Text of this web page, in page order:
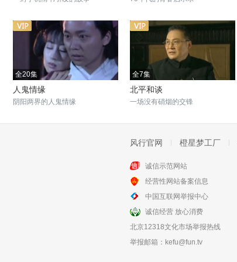
全20集
人鬼情缘
阴阳两界的人鬼情缘
全7集
北平和谈
一场没有硝烟的交锋
全42集
纸醉金迷
风行官网 橙星梦工厂
诚信示范网站
经营性网站备案信息
中国互联网举报中心
诚信经营 放心消费
北京12318文化市场举报热线
举报邮箱： kefu@fun.tv